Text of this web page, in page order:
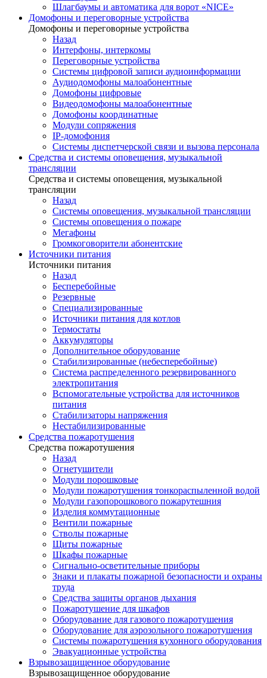
Шлагбаумы и автоматика для ворот «NICE»
Домофоны и переговорные устройства
Домофоны и переговорные устройства
Назад
Интерфоны, интеркомы
Переговорные устройства
Системы цифровой записи аудиоинформации
Аудиодомофоны малоабонентные
Домофоны цифровые
Видеодомофоны малоабонентные
Домофоны координатные
Модули сопряжения
IP-домофония
Системы диспетчерской связи и вызова персонала
Средства и системы оповещения, музыкальной
трансляции
Средства и системы оповещения, музыкальной
трансляции
Назад
Системы оповещения, музыкальной трансляции
Системы оповещения о пожаре
Мегафоны
Громкоговорители абонентские
Источники питания
Источники питания
Назад
Бесперебойные
Резервные
Специализированные
Источники питания для котлов
Термостаты
Аккумуляторы
Дополнительное оборудование
Стабилизированные (небесперебойные)
Система распределенного резервированного
электропитания
Вспомогательные устройства для источников
питания
Стабилизаторы напряжения
Нестабилизированные
Средства пожаротушения
Средства пожаротушения
Назад
Огнетушители
Модули порошковые
Модули пожаротушения тонкораспыленной водой
Модули газопорошкового пожарутешния
Изделия коммутационные
Вентили пожарные
Стволы пожарные
Щиты пожарные
Шкафы пожарные
Сигнально-осветительные приборы
Знаки и плакаты пожарной безопасности и охраны
труда
Средства защиты органов дыхания
Пожаротушение для шкафов
Оборудование для газового пожаротушения
Оборудование для аэрозольного пожаротушения
Системы пожаротушения кухонного оборудования
Эвакуационные устройства
Взрывозащищенное оборудование
Взрывозащищенное оборудование